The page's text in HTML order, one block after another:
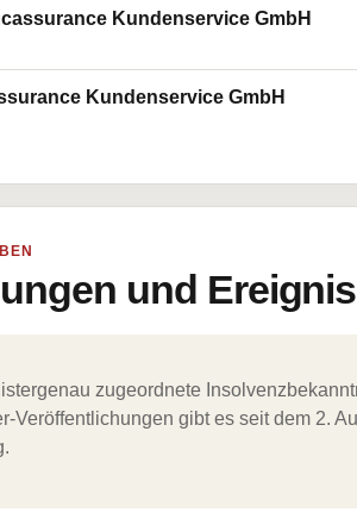
Kundenservice GmbH
Kundenservice GmbH
und
zugeordnete
Veröffentlichungen gibt es seit dem 2.